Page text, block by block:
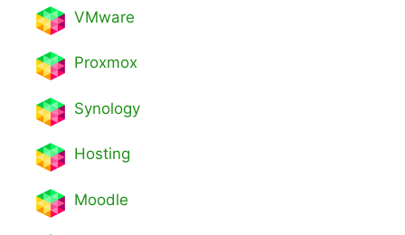
VMware
Proxmox
Synology
Hosting
Moodle